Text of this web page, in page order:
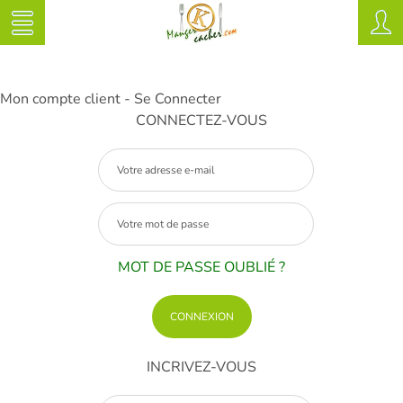
Mon compte client - Se Connecter
CONNECTEZ-VOUS
MOT DE PASSE OUBLIÉ ?
INCRIVEZ-VOUS